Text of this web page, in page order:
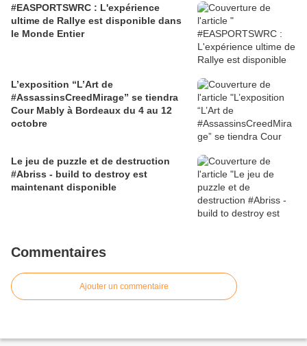
#EASPORTSWRC : L'expérience
ultime de Rallye est disponible dans
le Monde Entier
L’exposition “L’Art de
#AssassinsCreedMirage” se tiendra
Cour Mably à Bordeaux du 4 au 12
octobre
Le jeu de puzzle et de destruction
#Abriss - build to destroy est
maintenant disponible
Commentaires
Ajouter un commentaire